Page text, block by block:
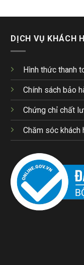
DỊCH VỤ KHÁCH
Hình thức thanh
Chính sách bảo
Chứng chỉ chất
Chăm sóc khách